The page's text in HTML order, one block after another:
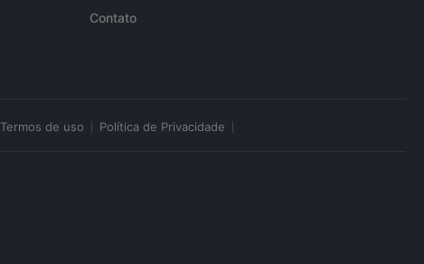
Contato
Termos de uso Política de Privacidade